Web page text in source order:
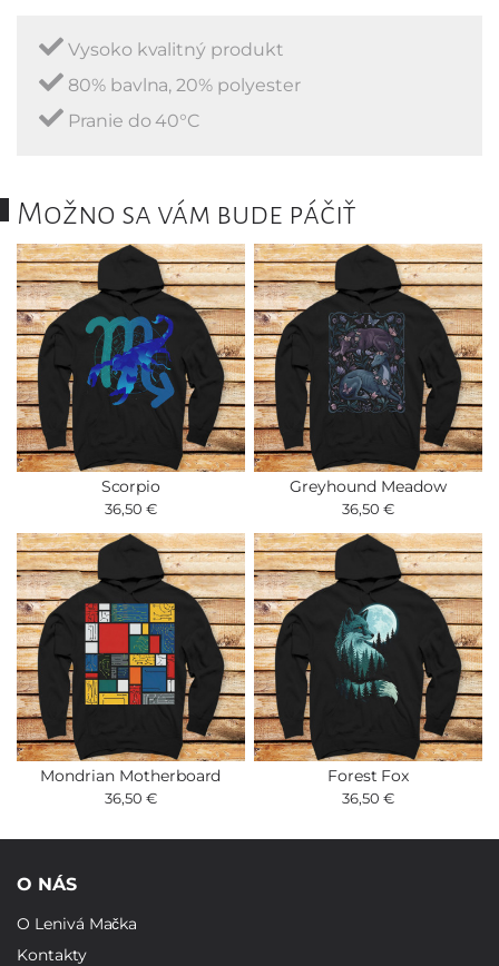
Vysoko kvalitný produkt
80% bavlna, 20% polyester
Pranie do 40°C
Možno sa vám bude páčiť
Scorpio
36,50 €
Greyhound Meadow
36,50 €
Mondrian Motherboard
36,50 €
Forest Fox
36,50 €
O NÁS
O Lenivá Mačka
Kontakty